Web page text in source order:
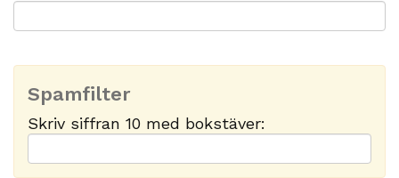
Spamfilter
Skriv siffran 10 med bokstäver: